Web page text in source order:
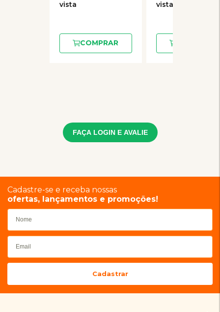
COMPRAR
FAÇA LOGIN E AVALIE
Cadastre-se e receba nossas
ofertas, lançamentos e promoções!